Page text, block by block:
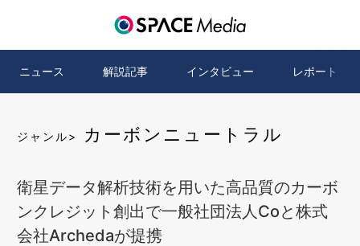
ニュース 解説記事 インタビュー レポート
ジャンル> カーボンニュートラル
衛星データ解析技術を用いた高品質のカーボ
ンクレジット創出で一般社団法人Coと株式
会社Archedaが提携